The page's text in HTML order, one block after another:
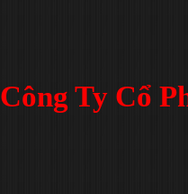
Công Ty Cổ